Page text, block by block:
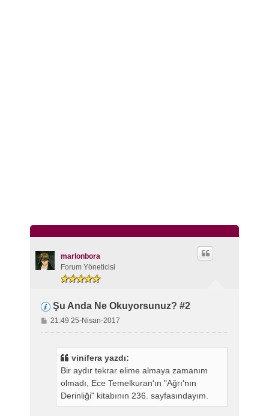
marlonbora
Forum Yöneticisi
Şu Anda Ne Okuyorsunuz? #2
M
e
21:49 25-Nisan-2017
vinifera yazdı:
Bir aydır tekrar elime almaya zamanım
olmadı, Ece Temelkuran'ın "Ağrı'nın
Derinliği" kitabının 236. sayfasındayım.